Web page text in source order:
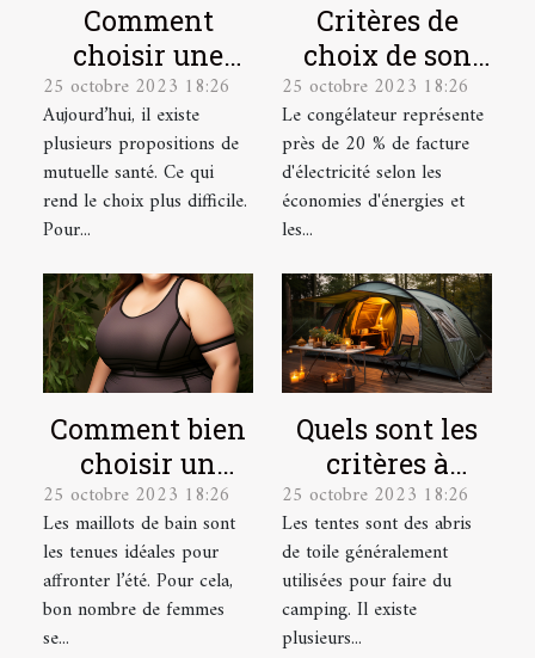
Comment
choisir une
mutuelle santé
pour une
personne
âgée ?
25 octobre 2023 18:26
Aujourd’hui, il existe
plusieurs propositions de
mutuelle santé. Ce qui
rend le choix plus difficile.
Pour...
Critères de
choix de son
congélateur
25 octobre 2023 18:26
Le congélateur représente
près de 20 % de facture
d'électricité selon les
économies d'énergies et
les...
Comment bien
choisir un
maillot de bain
de grande
taille ?
25 octobre 2023 18:26
Les maillots de bain sont
les tenues idéales pour
affronter l’été. Pour cela,
bon nombre de femmes
se...
Quels sont les
critères à
prendre en
compte pour
bien choisir
une tente de
camping ?
25 octobre 2023 18:26
Les tentes sont des abris
de toile généralement
utilisées pour faire du
camping. Il existe
plusieurs...